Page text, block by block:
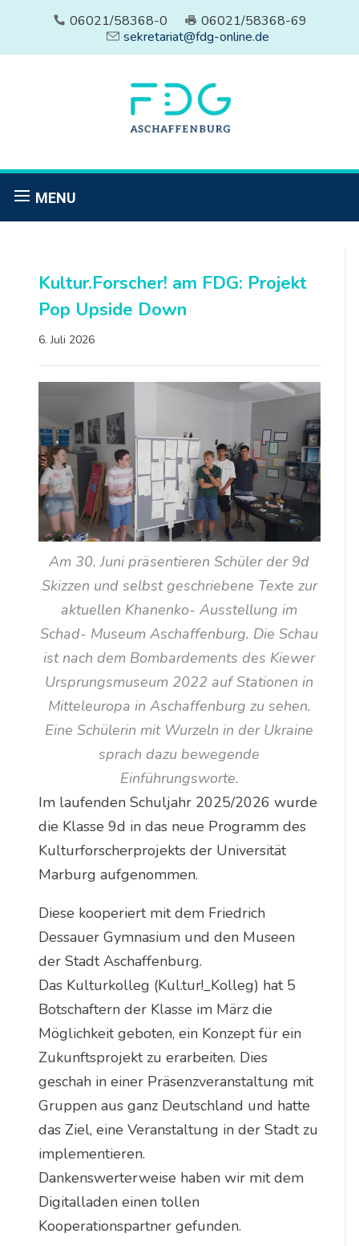
06021/58368-0
06021/58368-69
sekretariat@fdg-online.de
MENU
Kultur.Forscher! am FDG: Projekt
Pop Upside Down
6. Juli 2026
Am 30. Juni präsentieren Schüler der 9d
Skizzen und selbst geschriebene Texte zur
aktuellen Khanenko- Ausstellung im
Schad- Museum Aschaffenburg. Die Schau
ist nach dem Bombardements des Kiewer
Ursprungsmuseum 2022 auf Stationen in
Mitteleuropa in Aschaffenburg zu sehen.
Eine Schülerin mit Wurzeln in der Ukraine
sprach dazu bewegende
Einführungsworte.
Im laufenden Schuljahr 2025/2026 wurde
die Klasse 9d in das neue Programm des
Kulturforscherprojekts der Universität
Marburg aufgenommen.
Diese kooperiert mit dem Friedrich
Dessauer Gymnasium und den Museen
der Stadt Aschaffenburg.
Das Kulturkolleg (Kul.tur!_Kolleg) hat 5
Botschaftern der Klasse im März die
Möglichkeit geboten, ein Konzept für ein
Zukunftsprojekt zu erarbeiten. Dies
geschah in einer Präsenzveranstaltung mit
Gruppen aus ganz Deutschland und hatte
das Ziel, eine Veranstaltung in der Stadt zu
implementieren.
Dankenswerterweise haben wir mit dem
Digitalladen einen tollen
Kooperationspartner gefunden.